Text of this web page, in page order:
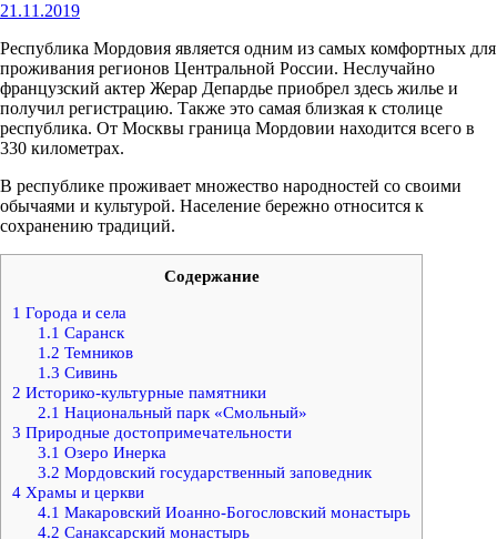
21.11.2019
Республика Мордовия является одним из самых комфортных для
проживания регионов Центральной России. Неслучайно
французский актер Жерар Депардье приобрел здесь жилье и
получил регистрацию. Также это самая близкая к столице
республика. От Москвы граница Мордовии находится всего в
330 километрах.
В республике проживает множество народностей со своими
обычаями и культурой. Население бережно относится к
сохранению традиций.
Содержание
1 Города и села
1.1 Саранск
1.2 Темников
1.3 Сивинь
2 Историко-культурные памятники
2.1 Национальный парк «Смольный»
3 Природные достопримечательности
3.1 Озеро Инерка
3.2 Мордовский государственный заповедник
4 Храмы и церкви
4.1 Макаровский Иоанно-Богословский монастырь
4.2 Санаксарский монастырь